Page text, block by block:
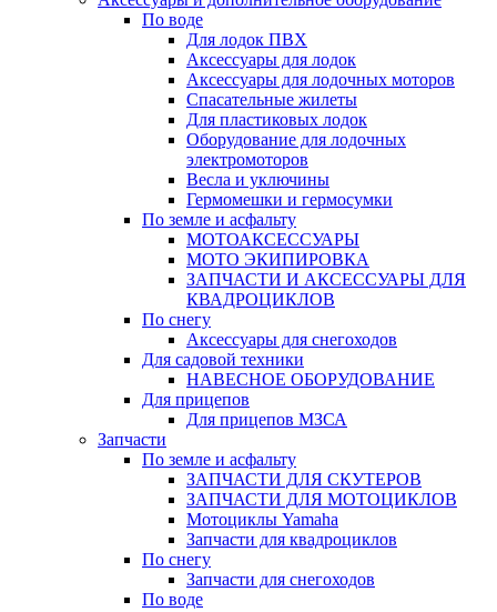
По воде
Для лодок ПВХ
Аксессуары для лодок
Аксессуары для лодочных моторов
Спасательные жилеты
Для пластиковых лодок
Оборудование для лодочных
электромоторов
Весла и уключины
Гермомешки и гермосумки
По земле и асфальту
МОТОАКСЕССУАРЫ
МОТО ЭКИПИРОВКА
ЗАПЧАСТИ И АКСЕССУАРЫ ДЛЯ
КВАДРОЦИКЛОВ
По снегу
Аксессуары для снегоходов
Для садовой техники
НАВЕСНОЕ ОБОРУДОВАНИЕ
Для прицепов
Для прицепов МЗСА
Запчасти
По земле и асфальту
ЗАПЧАСТИ ДЛЯ СКУТЕРОВ
ЗАПЧАСТИ ДЛЯ МОТОЦИКЛОВ
Мотоциклы Yamaha
Запчасти для квадроциклов
По снегу
Запчасти для снегоходов
По воде